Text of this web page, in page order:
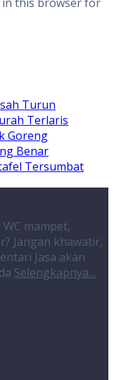
Turun
Terlaris
Goreng
Benar
Tersumbat
mampet,
Jangan khawatir,
Jasa akan
Selengkapnya…